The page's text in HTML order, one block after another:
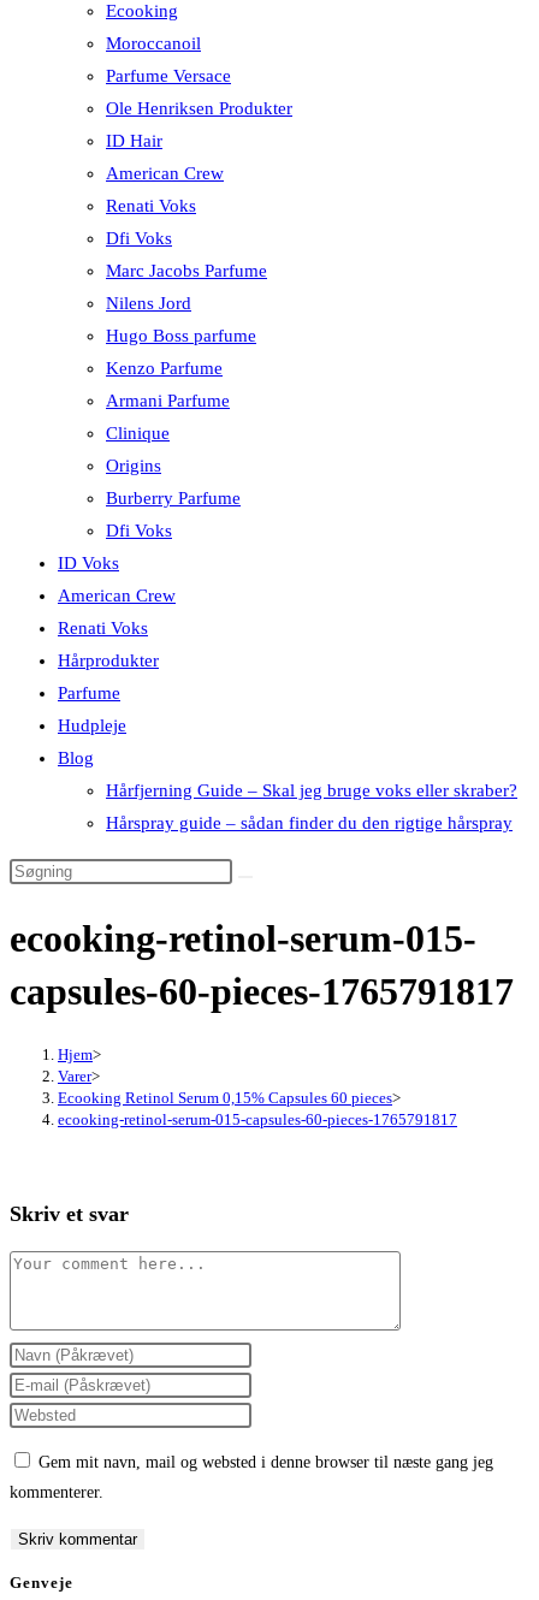
Ecooking
Moroccanoil
Parfume Versace
Ole Henriksen Produkter
ID Hair
American Crew
Renati Voks
Dfi Voks
Marc Jacobs Parfume
Nilens Jord
Hugo Boss parfume
Kenzo Parfume
Armani Parfume
Clinique
Origins
Burberry Parfume
Dfi Voks
ID Voks
American Crew
Renati Voks
Hårprodukter
Parfume
Hudpleje
Blog
Hårfjerning Guide – Skal jeg bruge voks eller skraber?
Hårspray guide – sådan finder du den rigtige hårspray
ecooking-retinol-serum-015-
capsules-60-pieces-1765791817
Hjem>
Varer>
Ecooking Retinol Serum 0,15% Capsules 60 pieces>
ecooking-retinol-serum-015-capsules-60-pieces-1765791817
Skriv et svar
Comment
Enter
your
name
comment
Enter
your
comment
Enter
(optional)
Gem mit navn, mail og websted i denne browser til næste gang jeg
kommenterer.
Genveje